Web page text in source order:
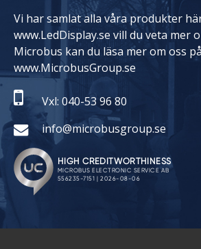
Vi har samlat alla våra produkter
www.LedDisplay.se vill du veta mer
Microbus kan du läsa mer om oss
www.MicrobusGroup.se
Vxl: 040-53 96 80
info@microbusgroup.se